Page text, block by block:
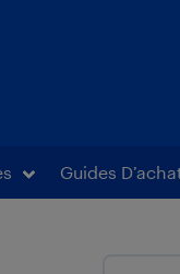
Guides